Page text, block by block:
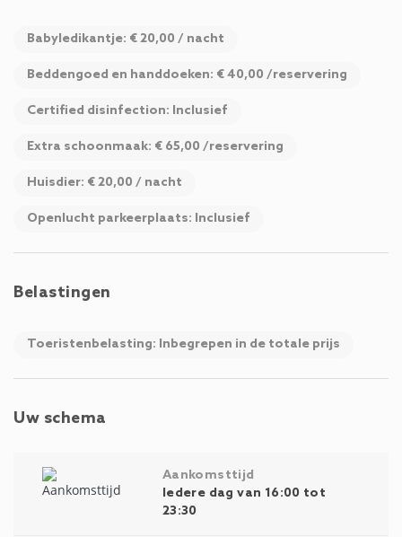
Babyledikantje: € 20,00 / nacht
Beddengoed en handdoeken: € 40,00 /reservering
Certified disinfection: Inclusief
Extra schoonmaak: € 65,00 /reservering
Huisdier: € 20,00 / nacht
Openlucht parkeerplaats: Inclusief
Belastingen
Toeristenbelasting: Inbegrepen in de totale prijs
Uw schema
Aankomsttijd
Iedere dag van 16:00 tot
23:30